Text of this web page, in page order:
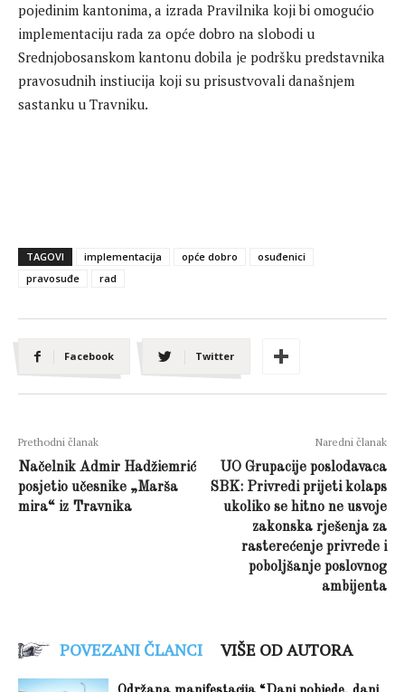
pojedinim kantonima, a izrada Pravilnika koji bi omogućio
implementaciju rada za opće dobro na slobodi u
Srednjobosanskom kantonu dobila je podršku predstavnika
pravosudnih instiucija koji su prisustvovali današnjem
sastanku u Travniku.
TAGOVI implementacija opće dobro
osuđenici
pravosuđe
rad
Facebook Twitter
Prethodni članak
Načelnik Admir Hadžiemrić
posjetio učesnike „Marša
mira“ iz Travnika
Naredni članak
UO Grupacije poslodavaca
SBK: Privredi prijeti kolaps
ukoliko se hitno ne usvoje
zakonska rješenja za
rasterećenje privrede i
poboljšanje poslovnog
ambijenta
POVEZANI ČLANCI VIŠE OD AUTORA